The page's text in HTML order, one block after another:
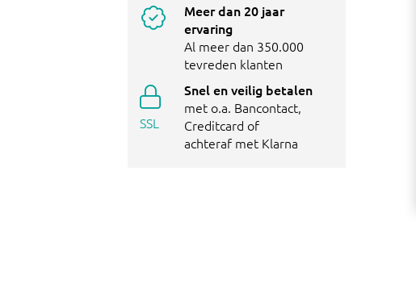
Meer dan 20 jaar
ervaring
Al meer dan 350.000
tevreden klanten
SSL
Snel en veilig betalen
met o.a. Bancontact,
Creditcard of
achteraf met Klarna